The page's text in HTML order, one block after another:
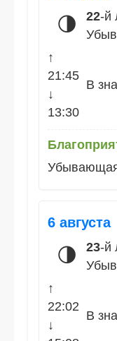
🌗 22-й
↑
21:45
↓
13:30
В
6 августа
🌗 23-й
↑
22:02
↓
В